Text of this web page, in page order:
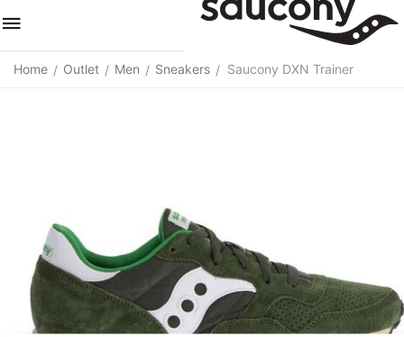
Home / Outlet / Men / Sneakers / Saucony DXN Trainer